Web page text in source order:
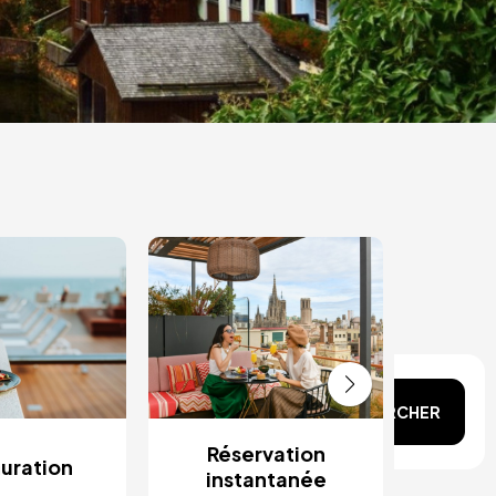
tête ?
RECHERCHER
Réservation
instantanée